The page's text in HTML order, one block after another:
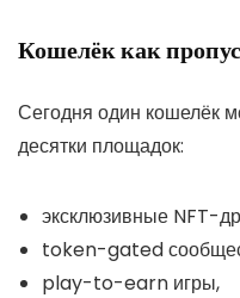
Кошелёк как
Сегодня один кошелёк
десятки площадок:
эксклюзивные NFT-
token-gated
play-to-earn игры,